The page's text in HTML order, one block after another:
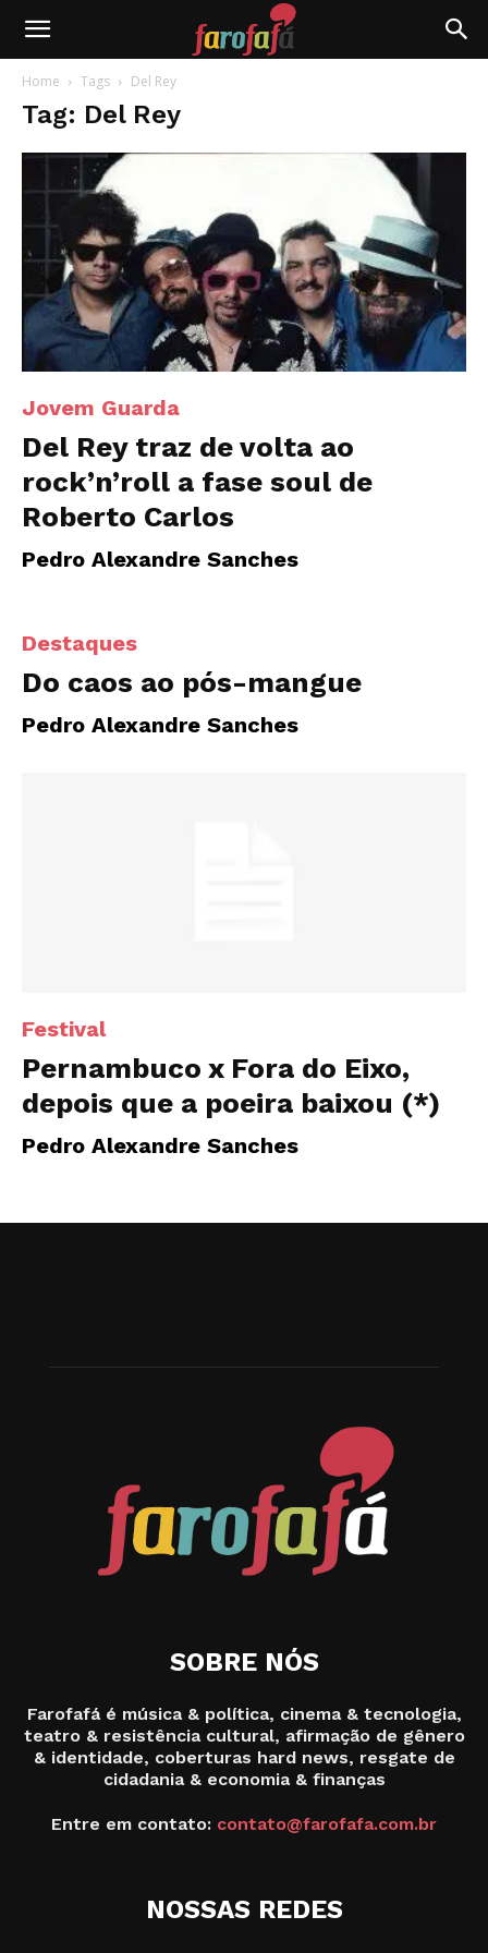
Farofafá
Home Tags Del Rey
Tag: Del Rey
Jovem Guarda
Del Rey traz de volta ao
rock’n’roll a fase soul de
Roberto Carlos
Pedro Alexandre Sanches
Destaques
Do caos ao pós-mangue
Pedro Alexandre Sanches
Festival
Pernambuco x Fora do Eixo,
depois que a poeira baixou (*)
Pedro Alexandre Sanches
SOBRE NÓS
Farofafá é música & política, cinema & tecnologia,
teatro & resistência cultural, afirmação de gênero
& identidade, coberturas hard news, resgate de
cidadania & economia & finanças
Entre em contato: contato@farofafa.com.br
NOSSAS REDES